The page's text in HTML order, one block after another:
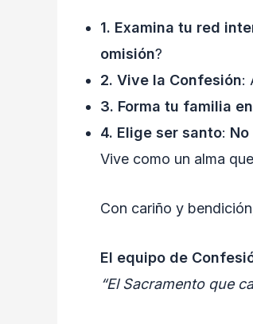
1. Examina tu red
omisión?
2. Vive la Confesión:
3. Forma tu familia
4. Elige ser santo:
Vive como un alma
Con cariño y
El equipo de
“El Sacramento que